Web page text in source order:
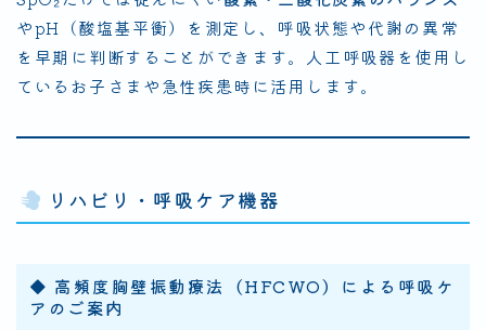
やpH（酸塩基平衡）を測定し、呼吸状態や代謝の異常
を早期に判断することができます。人工呼吸器を使用し
ているお子さまや急性疾患時に活用します。
リハビリ・呼吸ケア機器
◆ 高頻度胸壁振動療法（HFCWO）による呼吸ケ
アのご案内